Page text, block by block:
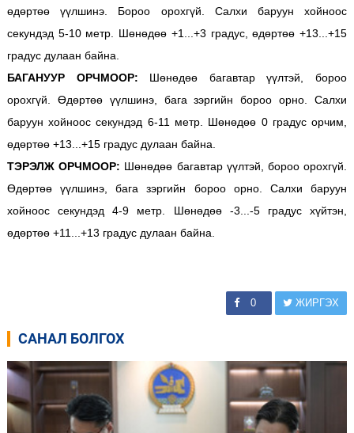
өдөртөө үүлшинэ. Бороо орохгүй. Салхи баруун хойноос
секундэд 5-10 метр. Шөнөдөө +1...+3 градус, өдөртөө +13...+15
градус дулаан байна.
БАГАНУУР ОРЧМООР: Шөнөдөө багавтар үүлтэй, бороо
орохгүй. Өдөртөө үүлшинэ, бага зэргийн бороо орно. Салхи
баруун хойноос секундэд 6-11 метр. Шөнөдөө 0 градус орчим,
өдөртөө +13...+15 градус дулаан байна.
ТЭРЭЛЖ ОРЧМООР: Шөнөдөө багавтар үүлтэй, бороо орохгүй.
Өдөртөө үүлшинэ, бага зэргийн бороо орно. Салхи баруун
хойноос секундэд 4-9 метр. Шөнөдөө -3...-5 градус хүйтэн,
өдөртөө +11...+13 градус дулаан байна.
0 ЖИРГЭХ
САНАЛ БОЛГОХ